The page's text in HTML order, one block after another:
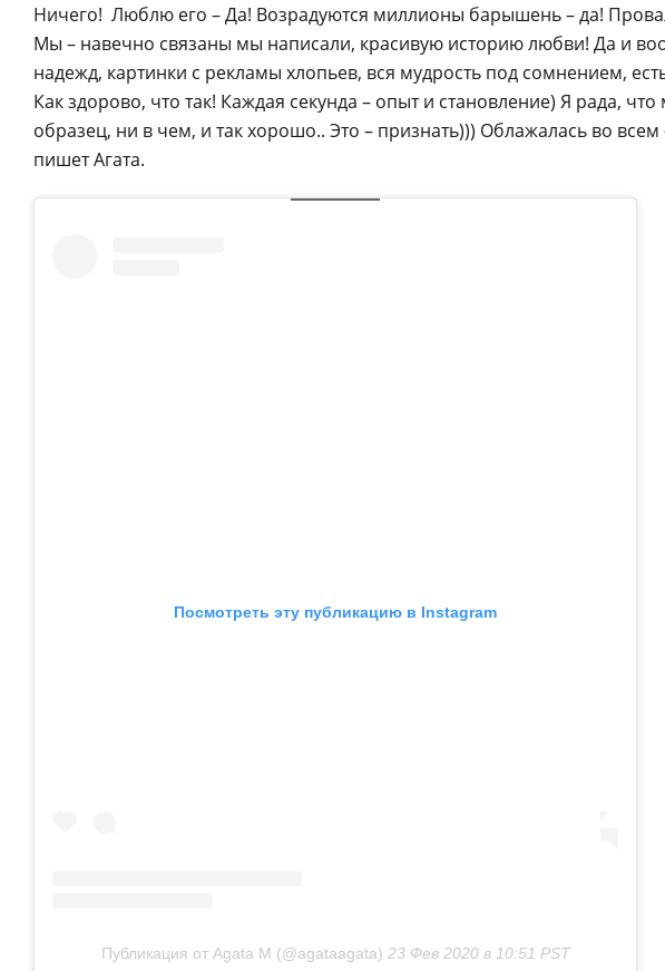
Ничего! Люблю его – Да! Возрадуются миллионы барышень – да!
Мы – навечно связаны мы написали, красивую историю любви! Да и
надежд, картинки с рекламы хлопьев, вся мудрость под сомнением,
Как здорово, что так! Каждая секунда – опыт и становление) Я рада,
образец, ни в чем, и так хорошо.. Это – признать))) Облажалась во
пишет Агата.
Посмотреть эту публикацию в Instagram
Публикация от Agata M (@agataagata) 23 Фев 2020 в 10:51 PST